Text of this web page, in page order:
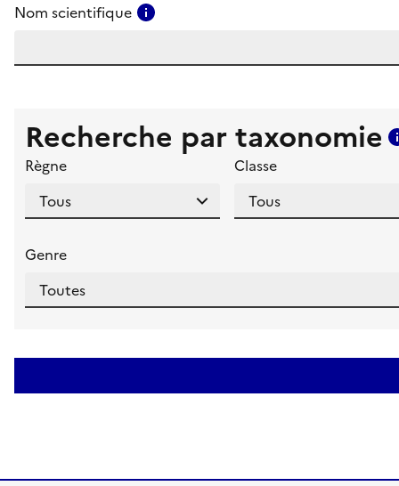
Nom scientifique
Recherche par taxonomie
Règne Classe
Genre